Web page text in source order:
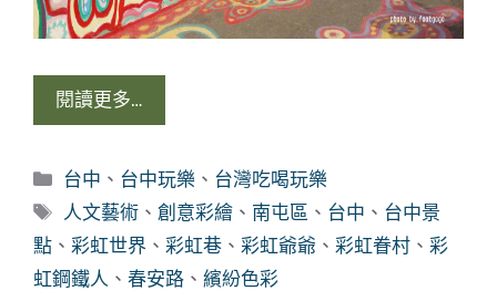
閱讀更多…
分
類
台中 、 台中玩樂 、 台灣吃喝玩樂
標
籤
人文藝術 、創意彩繪 、 南屯區 、 台中 、 台中景
點 、 彩虹世界 、 彩虹巷 、 彩虹爺爺 、 彩虹眷村 、 彩
虹鋼鐵人 、 春安路 、 繽紛色彩